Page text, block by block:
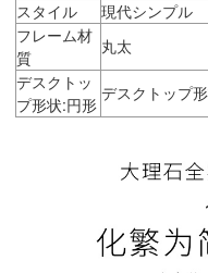
スタイル
現代シンプル
フレーム材
質
丸太
デスクトッ
プ形状:円形
デスクトップ